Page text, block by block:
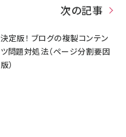
次の記事
決定版！ ブログの複製コンテン
ツ問題対処法（ページ分割要因
版）